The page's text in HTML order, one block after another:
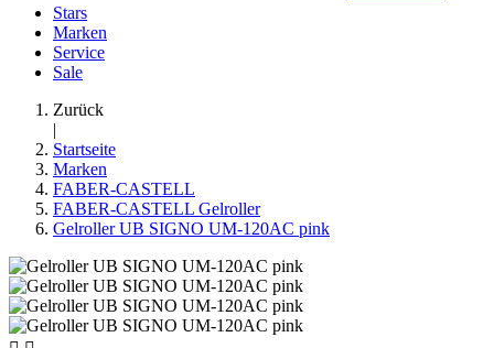
Stars
Marken
Service
Sale
Zurück
|
Startseite
Marken
FABER-CASTELL
FABER-CASTELL Gelroller
Gelroller UB SIGNO UM-120AC pink